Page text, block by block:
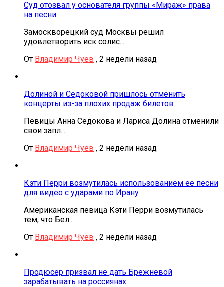
Суд отозвал у основателя группы «Мираж» права
на песни
Замоскворецкий суд Москвы решил
удовлетворить иск солис...
От Владимир Чуев , 2 недели назад
Долиной и Седоковой пришлось отменить
концерты из-за плохих продаж билетов
Певицы Анна Седокова и Лариса Долина отменили
свои запл...
От Владимир Чуев , 2 недели назад
Кэти Перри возмутилась использованием ее песни
для видео с ударами по Ирану
Американская певица Кэти Перри возмутилась
тем, что Бел...
От Владимир Чуев , 2 недели назад
Продюсер призвал не дать Брежневой
зарабатывать на россиянах